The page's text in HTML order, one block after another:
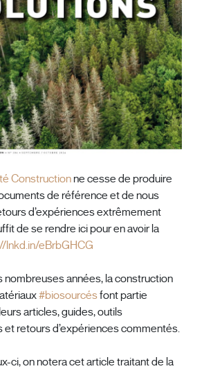
Constructionne cesse de produire
de référence et de nous
d’expériences extrêmement
de se rendre ici pour en avoir la
lnkd.in/eBrbGHCG
nombreuses années, la construction
#biosourcésfont partie
articles, guides, outils
retours d’expériences commentés.
ci, on notera cet article traitant de la